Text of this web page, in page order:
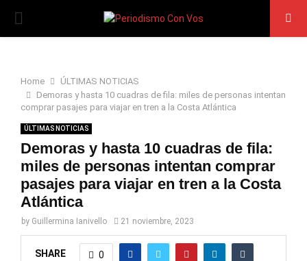
PRIMARY
Home
ÚLTIMAS NOTICIAS
Demoras y hasta 10 cuadras de fila: miles de personas intentan
comprar pasajes para viajar en tren a la Costa Atlántica
ÚLTIMAS NOTICIAS
Demoras y hasta 10 cuadras de fila:
miles de personas intentan comprar
pasajes para viajar en tren a la Costa
Atlántica
by Guillermina Ianivello 21 noviembre, 2023
SHARE 0